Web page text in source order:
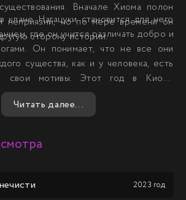
Вначале Хиома полон
неприязни, но по мере времени он
сторону истории.
клане Нагацуки становится для него
где он учится различать добро и
Он понимает, что не все они
существа, как и у человека, есть
свои мотивы. Этот год в Киото
временем внутренних перемен,
и принимать, открывая для себя
Читать далее...
2023 год